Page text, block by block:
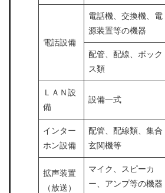
電話設備
電話機、交換機、電
源装置等の機器
配管、配線、ボック
ス類
ＬＡＮ設
備
設備一式
インター
ホン設備
配管、配線類、集合
玄関機等
拡声装置
（放送）
マイク、スピーカ
ー、アンプ等の機器